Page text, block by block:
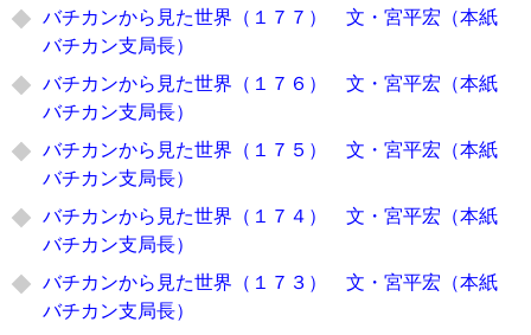
バチカンから見た世界（１７７） 文・宮平宏（本紙
バチカン支局長）
バチカンから見た世界（１７６） 文・宮平宏（本紙
バチカン支局長）
バチカンから見た世界（１７５） 文・宮平宏（本紙
バチカン支局長）
バチカンから見た世界（１７４） 文・宮平宏（本紙
バチカン支局長）
バチカンから見た世界（１７３） 文・宮平宏（本紙
バチカン支局長）